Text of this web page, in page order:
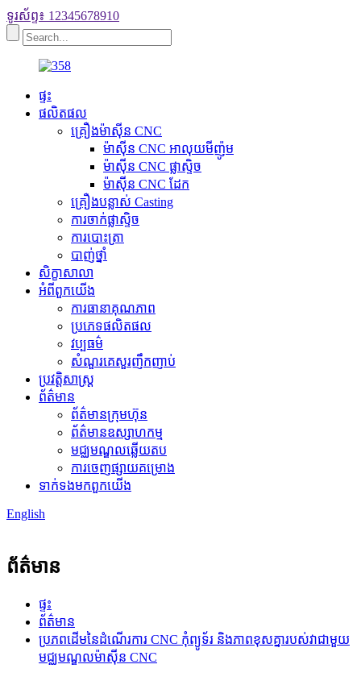
ទូរស័ព្ទ៖ 12345678910
ផ្ទះ
ផលិតផល
គ្រឿងម៉ាស៊ីន CNC
ម៉ាស៊ីន CNC អាលុយមីញ៉ូម
ម៉ាស៊ីន CNC ផ្លាស្ទិច
ម៉ាស៊ីន CNC ដែក
គ្រឿងបន្លាស់ Casting
ការចាក់ផ្លាស្ទិច
ការបោះត្រា
បាញ់ថ្នាំ
សិក្ខាសាលា
អំពី​ពួក​យើង
ការធានា​គុណភាព
ប្រភេទផលិតផល
វប្បធម៌
សំណួរគេសួរញឹកញាប់
ប្រវត្តិសាស្ត្រ
ព័ត៌មាន
ព័ត៌មានក្រុមហ៊ុន
ព័ត៌មានឧស្សាហកម្ម
មជ្ឈមណ្ឌលឆ្លើយតប
ការចេញផ្សាយគម្រោង
ទាក់ទង​មក​ពួក​យើង
English
ព័ត៌មាន
ផ្ទះ
ព័ត៌មាន
ប្រភពដើមនៃដំណើរការ CNC កុំព្យូទ័រ និងភាពខុសគ្នារបស់វាជាមួយ
មជ្ឈមណ្ឌលម៉ាស៊ីន CNC